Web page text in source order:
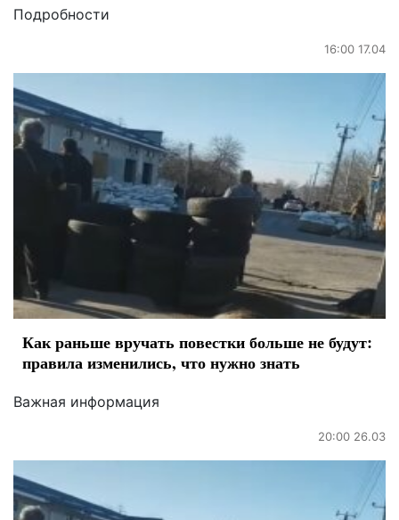
Подробности
16:00 17.04
Как раньше вручать повестки больше не будут:
правила изменились, что нужно знать
Важная информация
20:00 26.03